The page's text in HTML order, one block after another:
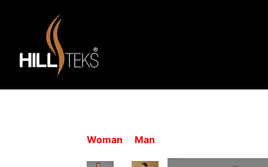
Woman Man